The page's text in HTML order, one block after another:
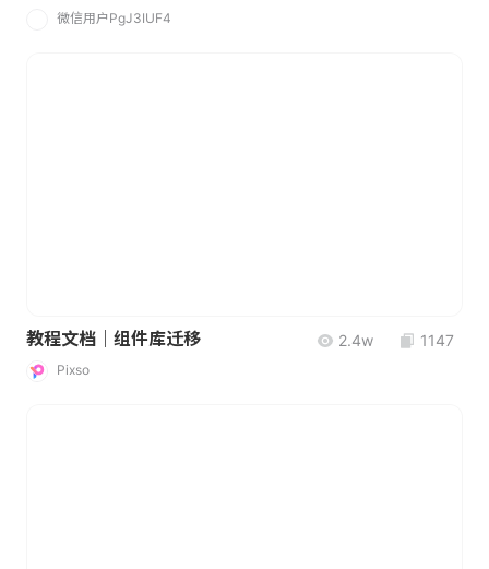
微信用户PgJ3IUF4
教程文档｜组件库迁移 2.4w 1147
Pixso